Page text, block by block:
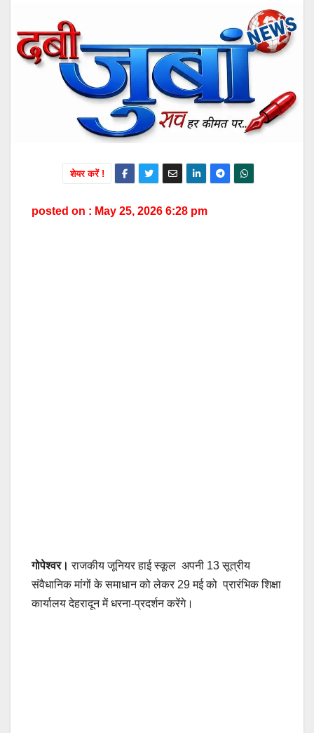
शेयर करें !
posted on : May 25, 2026 6:28 pm
गोपेश्वर। राजकीय जूनियर हाई स्कूल अपनी 13 सूत्रीय
संवैधानिक मांगों के समाधान को लेकर 29 मई को प्रारंभिक शिक्षा
कार्यालय देहरादून में धरना-प्रदर्शन करेंगे।